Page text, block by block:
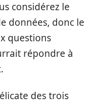
considérez le
données, donc le
questions
répondre à
des trois